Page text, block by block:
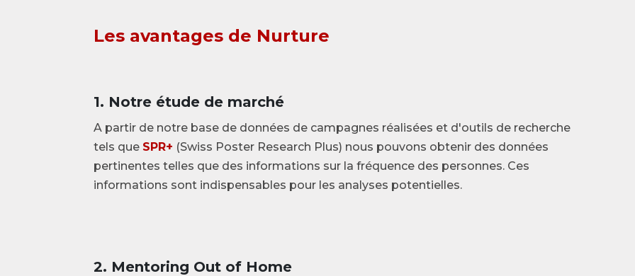
Les avantages de Nurture
1. Notre étude de marché
A partir de notre base de données de campagnes réalisées et d'outils de recherche
tels que SPR+ (Swiss Poster Research Plus) nous pouvons obtenir des données
pertinentes telles que des informations sur la fréquence des personnes. Ces
informations sont indispensables pour les analyses potentielles.
2. Mentoring Out of Home